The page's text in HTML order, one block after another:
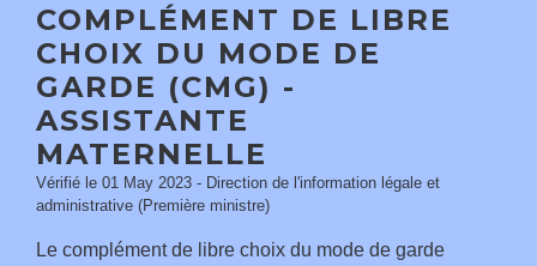
COMPLÉMENT DE LIBRE
CHOIX DU MODE DE
GARDE (CMG) -
ASSISTANTE
MATERNELLE
Vérifié le 01 May 2023 - Direction de l'information légale et
administrative (Première ministre)
Le complément de libre choix du mode de garde